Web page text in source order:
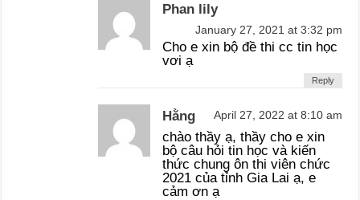
Phan lily
January 27, 2021 at 3:32 pm
Cho e xin bộ đề thi cc tin học
vơi ạ
Reply
Hằng April 27, 2022 at 8:10 am
chào thầy ạ, thầy cho e xin
bộ câu hỏi tin học và kiến
thức chung ôn thi viên chức
2021 của tỉnh Gia Lai ạ, e
cảm ơn ạ